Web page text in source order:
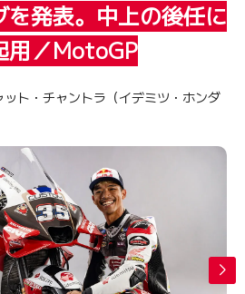
を発表。中上の後任に
用／MotoGP
ト・チャントラ（イデミツ・ホンダ